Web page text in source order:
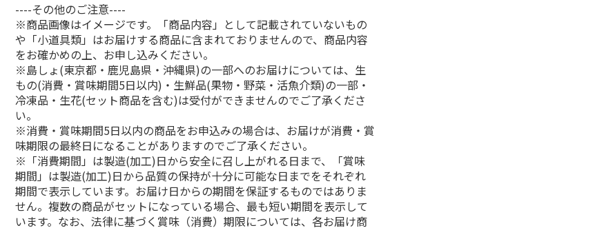
----その他のご注意----
※商品画像はイメージです。「商品内容」として記載されていないもの
や「小道具類」はお届けする商品に含まれておりませんので、商品内容
をお確かめの上、お申し込みください。
※島しょ(東京都・鹿児島県・沖縄県)の一部へのお届けについては、生
もの(消費・賞味期間5日以内)・生鮮品(果物・野菜・活魚介類)の一部・
冷凍品・生花(セット商品を含む)は受付ができませんのでご了承くださ
い。
※消費・賞味期間5日以内の商品をお申込みの場合は、お届けが消費・賞
味期限の最終日になることがありますのでご了承ください。
※「消費期間」は製造(加工)日から安全に召し上がれる日まで、「賞味
期間」は製造(加工)日から品質の保持が十分に可能な日までをそれぞれ
期間で表示しています。お届け日からの期間を保証するものではありま
せん。複数の商品がセットになっている場合、最も短い期間を表示して
います。なお、法律に基づく賞味（消費）期限については、各お届け商